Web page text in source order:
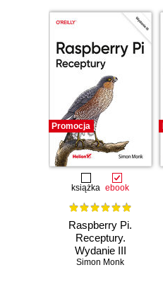
Promocja
książka ebook
Raspberry Pi.
Receptury.
Wydanie III
Simon Monk